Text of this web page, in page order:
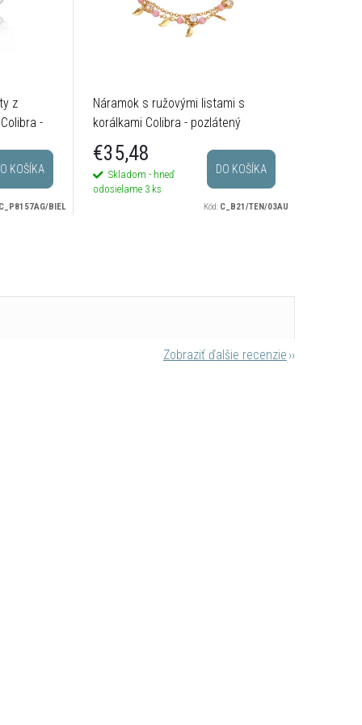
z
-
KOŠÍKA
C_P8157AG/BIEL
Náramok s ružovými listami s
korálkami Colibra - pozlátený
€35,48
Skladom - hneď
odosielame 3 ks
DO KOŠÍKA
Kód: C_B21/TEN/03AU
Zobraziť ďalšie recenzie